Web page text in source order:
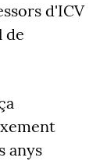
d'ICV
de
anys